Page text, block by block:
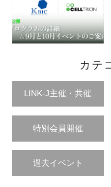
カテ
LINK-J主催・共催
特別会員開催
過去イベント